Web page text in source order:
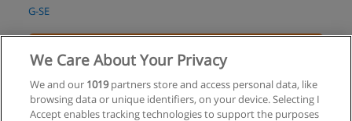
G-SE
Maestría en Educación Corporal
UNLP - Universidad Nacional de La Plata
We Care About Your Privacy
We and our 1019partners store and access personal data, like
browsing data or unique identifiers, on your device. Selecting I
Accept enables tracking technologies to support the purposes